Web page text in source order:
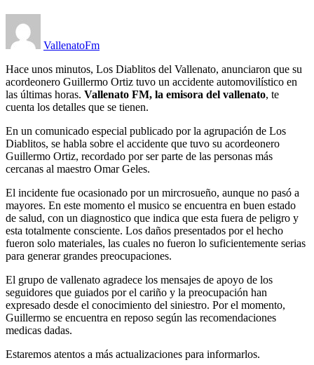
VallenatoFm
Hace unos minutos, Los Diablitos del Vallenato, anunciaron que su
acordeonero Guillermo Ortiz tuvo un accidente automovilístico en
las últimas horas. Vallenato FM, la emisora del vallenato, te
cuenta los detalles que se tienen.
En un comunicado especial publicado por la agrupación de Los
Diablitos, se habla sobre el accidente que tuvo su acordeonero
Guillermo Ortiz, recordado por ser parte de las personas más
cercanas al maestro Omar Geles.
El incidente fue ocasionado por un mircrosueño, aunque no pasó a
mayores. En este momento el musico se encuentra en buen estado
de salud, con un diagnostico que indica que esta fuera de peligro y
esta totalmente consciente. Los daños presentados por el hecho
fueron solo materiales, las cuales no fueron lo suficientemente serias
para generar grandes preocupaciones.
El grupo de vallenato agradece los mensajes de apoyo de los
seguidores que guiados por el cariño y la preocupación han
expresado desde el conocimiento del siniestro. Por el momento,
Guillermo se encuentra en reposo según las recomendaciones
medicas dadas.
Estaremos atentos a más actualizaciones para informarlos.